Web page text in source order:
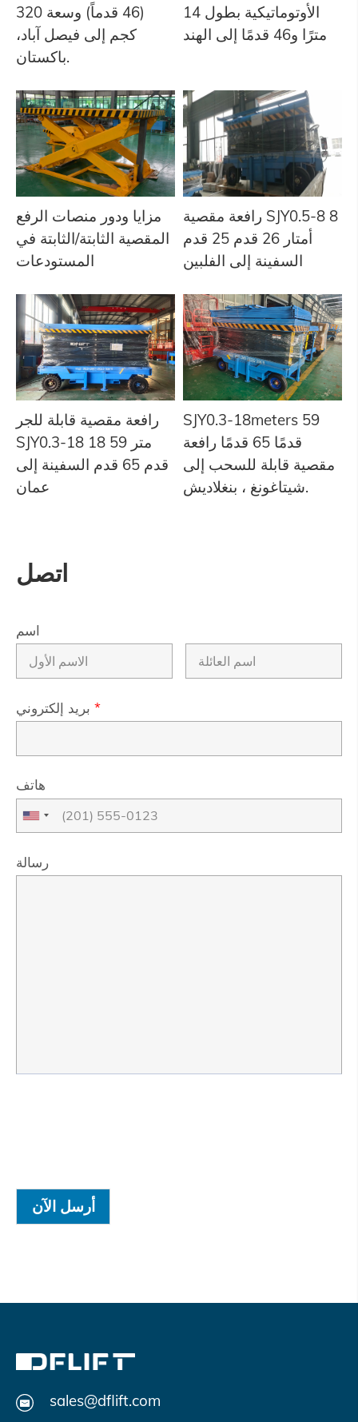
(46 قدماً) وسعة 320
كجم إلى فيصل آباد،
باكستان.
الأوتوماتيكية بطول 14
مترًا و46 قدمًا إلى الهند
مزايا ودور منصات الرفع
المقصية الثابتة/الثابتة في
المستودعات
رافعة مقصية SJY0.5-8 8
أمتار 26 قدم 25 قدم
السفينة إلى الفلبين
رافعة مقصية قابلة للجر
SJY0.3-18 18 متر 59
قدم 65 قدم السفينة إلى
عمان
SJY0.3-18meters 59
قدمًا 65 قدمًا رافعة
مقصية قابلة للسحب إلى
شيتاغونغ ، بنغلاديش.
اتصل
اسم
*
هاتف
رسالة
أرسل الآن
sales@dflift.com